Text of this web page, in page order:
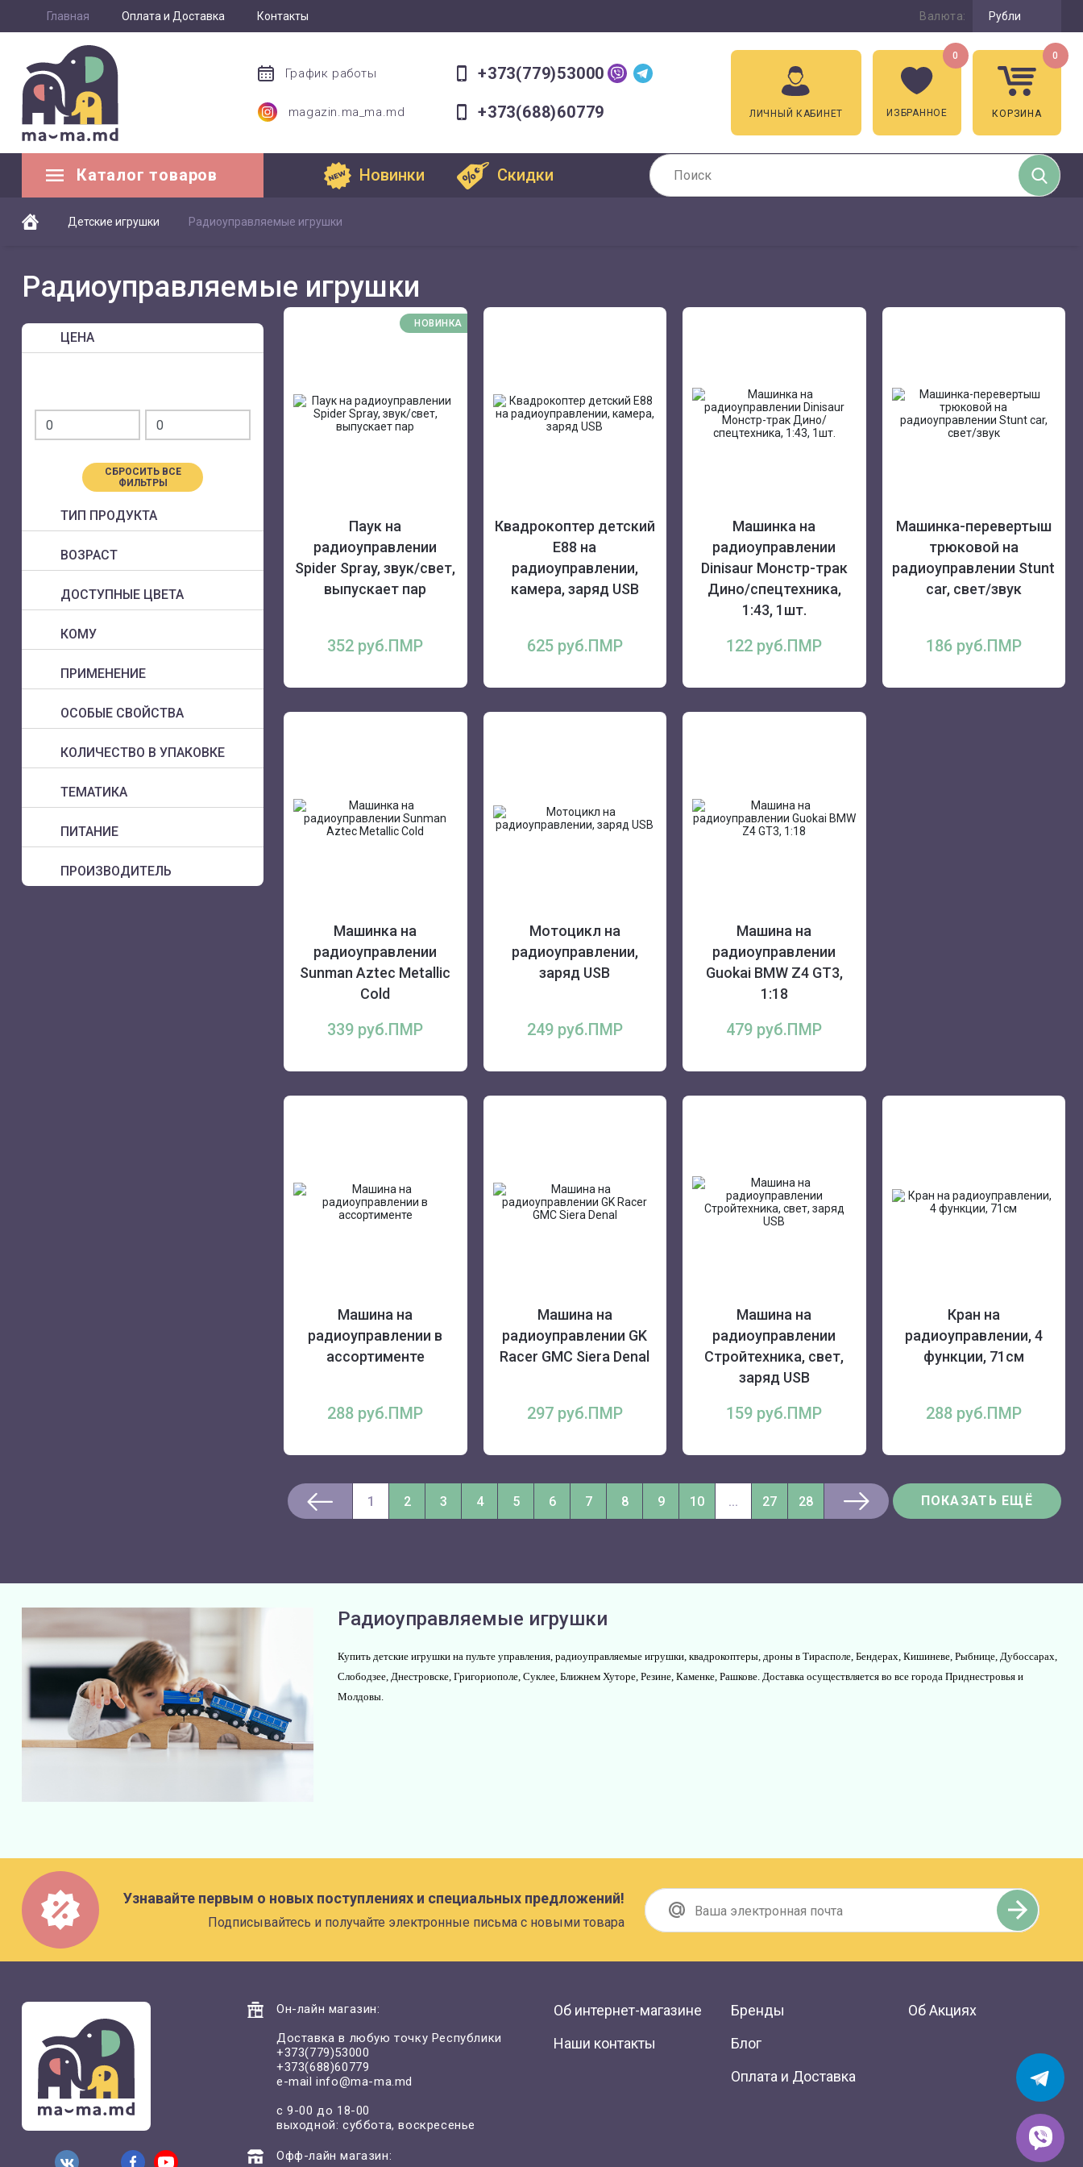
Главная Оплата и Доставка Контакты Валюта: Рубли
График работы +373(779)53000
magazin.ma_ma.md +373(688)60779 ЛИЧНЫЙ КАБИНЕТ ИЗБРАННОЕ
0
КОРЗИНА
0
Каталог товаров Новинки Скидки
Детские игрушки Радиоуправляемые игрушки
Радиоуправляемые игрушки
ЦЕНА
СБРОСИТЬ ВСЕ
ФИЛЬТРЫ
ТИП ПРОДУКТА
ВОЗРАСТ
ДОСТУПНЫЕ ЦВЕТА
КОМУ
ПРИМЕНЕНИЕ
ОСОБЫЕ СВОЙСТВА
КОЛИЧЕСТВО В УПАКОВКЕ
ТЕМАТИКА
ПИТАНИЕ
ПРОИЗВОДИТЕЛЬ
НОВИНКА
Паук на
радиоуправлении
Spider Spray, звук/свет,
выпускает пар
352 руб.ПМР
Квадрокоптер детский
E88 на
радиоуправлении,
камера, заряд USB
625 руб.ПМР
Машинка на
радиоуправлении
Dinisaur Монстр-трак
Дино/спецтехника,
1:43, 1шт.
122 руб.ПМР
Машинка-перевертыш
трюковой на
радиоуправлении Stunt
car, свет/звук
186 руб.ПМР
Машинка на
радиоуправлении
Sunman Aztec Metallic
Cold
339 руб.ПМР
Мотоцикл на
радиоуправлении,
заряд USB
249 руб.ПМР
Машина на
радиоуправлении
Guokai BMW Z4 GT3,
1:18
479 руб.ПМР
Машина на
радиоуправлении в
ассортименте
288 руб.ПМР
Машина на
радиоуправлении GK
Racer GMC Siera Denal
297 руб.ПМР
Машина на
радиоуправлении
Стройтехника, свет,
заряд USB
159 руб.ПМР
Кран на
радиоуправлении, 4
функции, 71см
288 руб.ПМР
1 2 3 4 5 6 7 8 9 10 ... 27 28 ПОКАЗАТЬ ЕЩЁ
Радиоуправляемые игрушки
Купить детские игрушки на пульте управления, радиоуправляемые игрушки, квадрокоптеры, дроны в Тирасполе, Бендерах, Кишиневе, Рыбнице, Дубоссарах,
Слободзее, Днестровске, Григориополе, Суклее, Ближнем Хуторе, Резине, Каменке, Рашкове. Доставка осуществляется во все города Приднестровья и
Молдовы.
Узнавайте первым о новых поступлениях и специальных предложений!
Подписывайтесь и получайте электронные письма с новыми товара
Он-лайн магазин:
Доставка в любую точку Республики
+373(779)53000
+373(688)60779
e-mailinfo@ma-ma.md
с 9-00 до 18-00
выходной: суббота, воскресенье
Офф-лайн магазин:
Об интернет-магазине
Наши контакты
Бренды
Блог
Оплата и Доставка
Об Акциях